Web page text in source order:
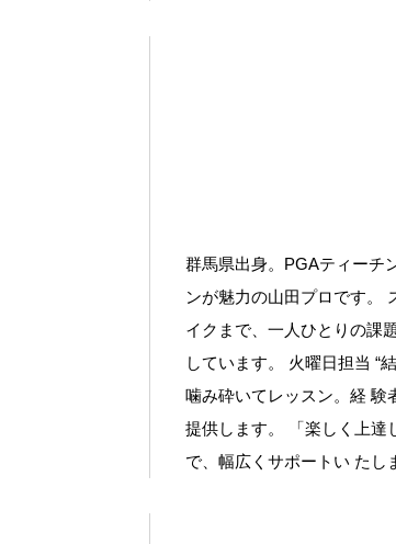
群馬県出身。PGAティーチ
ンが魅力の山田プロです。
イクまで、一人ひとりの課
しています。 火曜日担当 “
噛み砕いてレッスン。経 験
提供します。 「楽しく上達
で、幅広くサポートい たし